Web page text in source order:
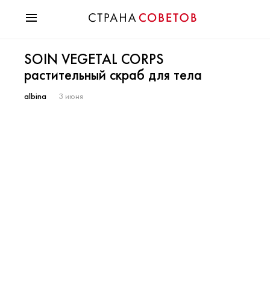
Мода
Звезды
Гороскопы
SOIN VEGETAL CORPS
растительный скраб для тела
albina 3 июня